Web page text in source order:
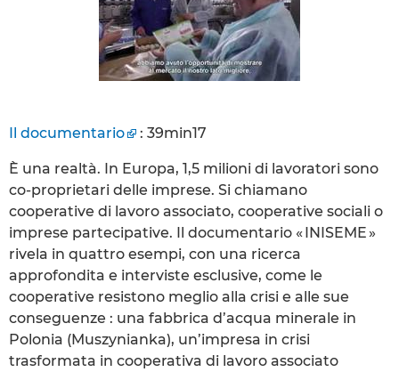
Il documentario : 39min17
È una realtà. In Europa, 1,5 milioni di lavoratori sono
co-proprietari delle imprese. Si chiamano
cooperative di lavoro associato, cooperative sociali o
imprese partecipative. Il documentario « INISEME »
rivela in quattro esempi, con una ricerca
approfondita e interviste esclusive, come le
cooperative resistono meglio alla crisi e alle sue
conseguenze : una fabbrica d’acqua minerale in
Polonia (Muszynianka), un’impresa in crisi
trasformata in cooperativa di lavoro associato